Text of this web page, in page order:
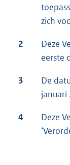
zich
2
Deze
eerste
3
De
januari
4
Deze